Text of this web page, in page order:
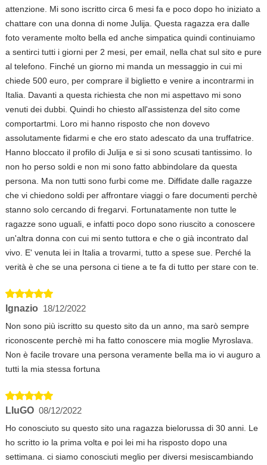
attenzione. Mi sono iscritto circa 6 mesi fa e poco dopo ho iniziato a
chattare con una donna di nome Julija. Questa ragazza era dalle
foto veramente molto bella ed anche simpatica quindi continuiamo
a sentirci tutti i giorni per 2 mesi, per email, nella chat sul sito e pure
al telefono. Finché un giorno mi manda un messaggio in cui mi
chiede 500 euro, per comprare il biglietto e venire a incontrarmi in
Italia. Davanti a questa richiesta che non mi aspettavo mi sono
venuti dei dubbi. Quindi ho chiesto all'assistenza del sito come
comportartmi. Loro mi hanno risposto che non dovevo
assolutamente fidarmi e che ero stato adescato da una truffatrice.
Hanno bloccato il profilo di Julija e si si sono scusati tantissimo. Io
non ho perso soldi e non mi sono fatto abbindolare da questa
persona. Ma non tutti sono furbi come me. Diffidate dalle ragazze
che vi chiedono soldi per affrontare viaggi o fare documenti perchè
stanno solo cercando di fregarvi. Fortunatamente non tutte le
ragazze sono uguali, e infatti poco dopo sono riuscito a conoscere
un'altra donna con cui mi sento tuttora e che o già incontrato dal
vivo. E' venuta lei in Italia a trovarmi, tutto a spese sue. Perché la
verità è che se una persona ci tiene a te fa di tutto per stare con te.
Ignazio 18/12/2022
Non sono più iscritto su questo sito da un anno, ma sarò sempre
riconoscente perchè mi ha fatto conoscere mia moglie Myroslava.
Non è facile trovare una persona veramente bella ma io vi auguro a
tutti la mia stessa fortuna
LIuGO 08/12/2022
Ho conosciuto su questo sito una ragazza bielorussa di 30 anni. Le
ho scritto io la prima volta e poi lei mi ha risposto dopo una
settimana. ci siamo conosciuti meglio per diversi mesiscambiando